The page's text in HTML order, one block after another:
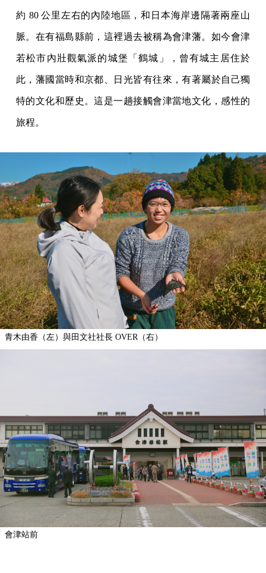
約 80 公里左右的內陸地區，和日本海岸邊隔著兩座山
脈。在有福島縣前，這裡過去被稱為會津藩。如今會津
若松市內壯觀氣派的城堡「鶴城」，曾有城主居住於
此，藩國當時和京都、日光皆有往來，有著屬於自己獨
特的文化和歷史。這是一趟接觸會津當地文化，感性的
旅程。
青木由香（左）與田文社社長 OVER（右）
會津站前